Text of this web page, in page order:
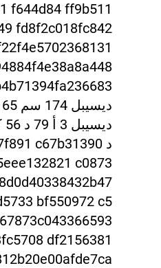
f644d84 ff9b511
fd8f2c018fc842
83
د 00 c67b31390
c0873
bf550972 c5
df2156381
fde7ca